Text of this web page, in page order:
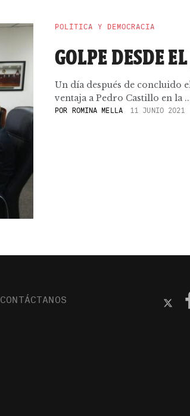
POLÍTICA Y DEMOCRACIA
GOLPE DESDE
Un día después de concluido
ventaja a Pedro Castillo en la
POR ROMINA MELLA 11 JUNIO 2021
CONTÁCTANOS